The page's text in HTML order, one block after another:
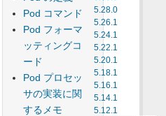
5.28.0
5.26.1
5.24.1
5.22.1
5.20.1
5.18.1
5.16.1
5.14.1
5.12.1
Pod コマンド
Pod フォーマ
ッティングコ
ード
Pod プロセッ
サの実装に関
するメモ